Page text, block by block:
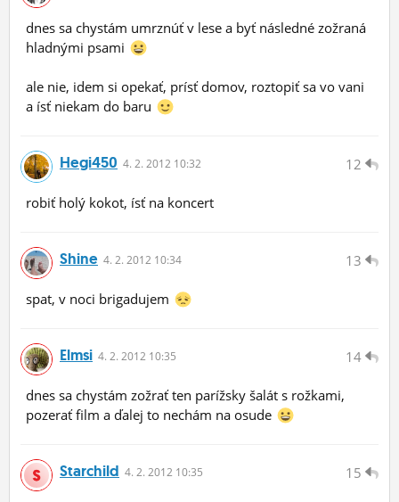
dnes sa chystám umrznúť v lese a byť následné zožraná
hladnými psami
ale nie, idem si opekať, prísť domov, roztopiť sa vo vani
a ísť niekam do baru
12
Hegi450 4. 2. 2012 10:32
robiť holý kokot, ísť na koncert
13
Shine 4. 2. 2012 10:34
spat, v noci brigadujem
14
Elmsi 4. 2. 2012 10:35
dnes sa chystám zožrať ten parížsky šalát s rožkami,
pozerať film a ďalej to nechám na osude
15
Starchild 4. 2. 2012 10:35